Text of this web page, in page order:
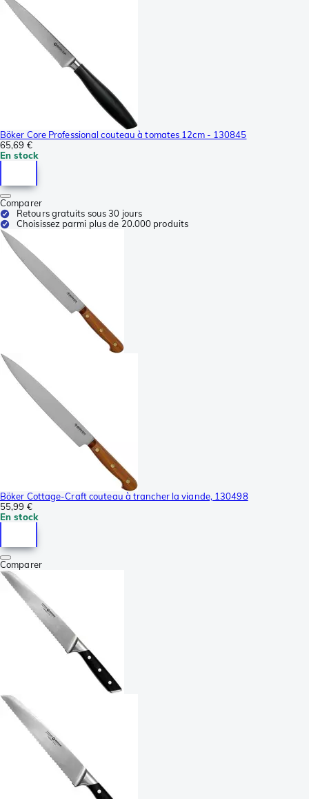
Böker Core Professional couteau à tomates 12cm - 130845
65,69 €
En stock
Comparer
Retours gratuits sous 30 jours
Choisissez parmi plus de 20.000 produits
Böker Cottage-Craft couteau à trancher la viande, 130498
55,99 €
En stock
Comparer